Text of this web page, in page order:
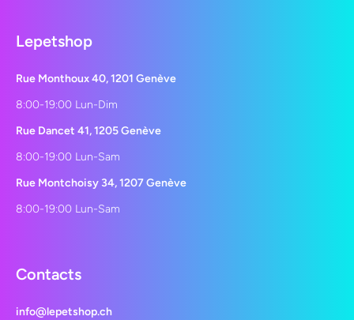
Lepetshop
Rue Monthoux 40, 1201 Genève
8:00-19:00 Lun-Dim
Rue Dancet 41, 1205 Genève
8:00-19:00 Lun-Sam
Rue Montchoisy 34, 1207 Genève
8:00-19:00 Lun-Sam
Contacts
info@lepetshop.ch